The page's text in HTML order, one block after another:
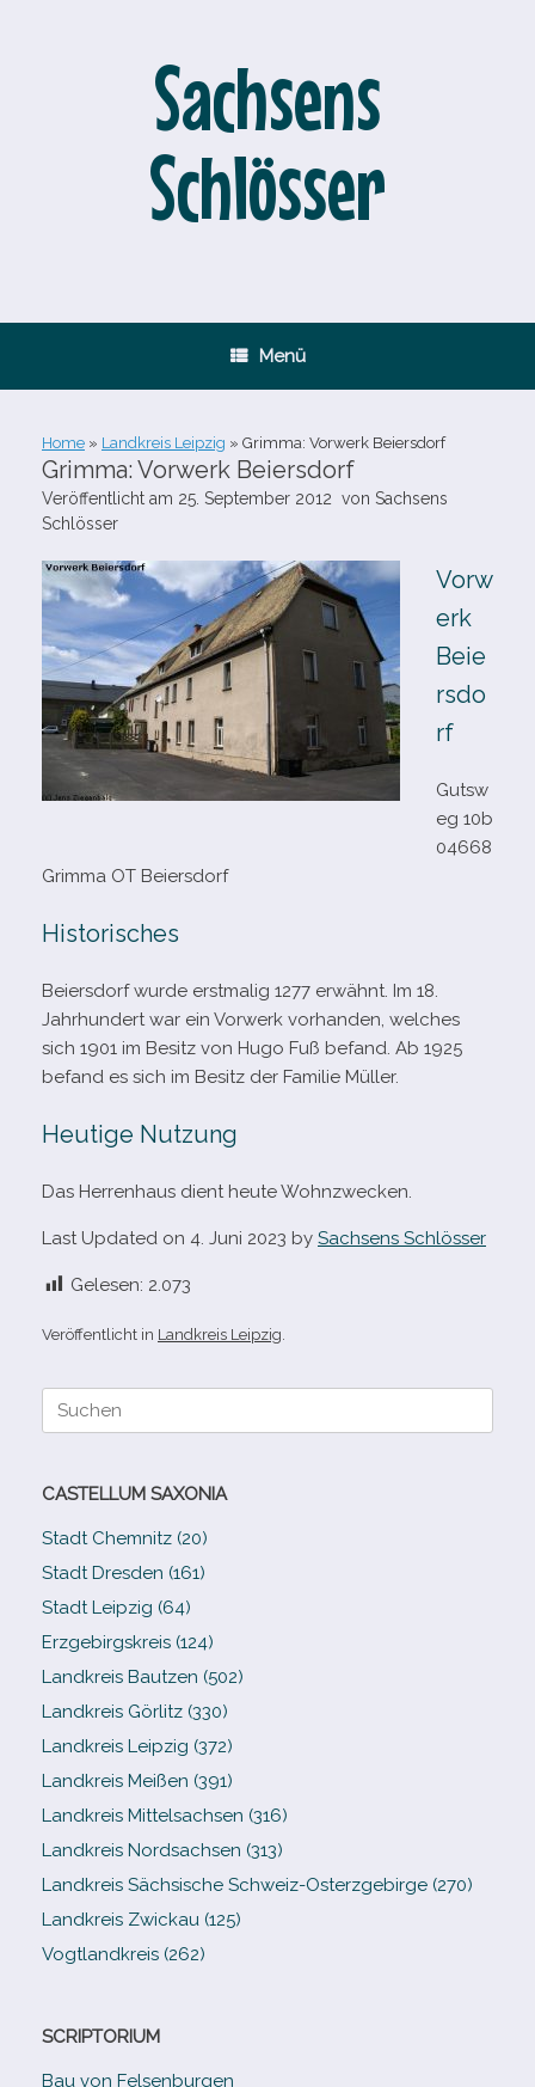
Sachsens
Schlösser
Menü
Home » Landkreis Leipzig » Grimma: Vorwerk Beiersdorf
Grimma: Vorwerk Beiersdorf
Veröffentlicht am 25. September 2012 von Sachsens
Schlösser
Vorw
erk
Beie
rsdo
rf
Gutsw
eg 10b
04668
Grimma OT Beiersdorf
Historisches
Beiersdorf wurde erst­ma­lig 1277 erwähnt. Im 18.
Jahrhundert war ein Vorwerk vor­han­den, wel­ches
sich 1901 im Besitz von Hugo Fuß befand. Ab 1925
befand es sich im Besitz der Familie Müller.
Heutige Nutzung
Das Herrenhaus dient heute Wohnzwecken.
Last Updated on 4. Juni 2023 by Sachsens Schlösser
Gelesen: 2.073
Veröffentlicht in Landkreis Leipzig
Suche
CASTELLUM SAXONIA
Stadt Chemnitz (20)
Stadt Dresden (161)
Stadt Leipzig (64)
Erzgebirgskreis (124)
Landkreis Bautzen (502)
Landkreis Görlitz (330)
Landkreis Leipzig (372)
Landkreis Meißen (391)
Landkreis Mittelsachsen (316)
Landkreis Nordsachsen (313)
Landkreis Sächsische Schweiz-​Osterzgebirge (270)
Landkreis Zwickau (125)
Vogtlandkreis (262)
SCRIPTORIUM
Bau von Felsenburgen